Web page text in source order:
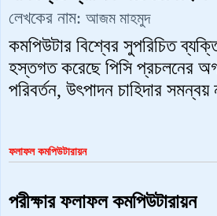
লেখকের নাম: আজম মাহমুদ
কমপিউটার বিশ্বের সুপরিচিত
হস্তগত করেছে পিসি প্রচলনের
পরিবর্তন, উৎপাদন চাহিদার
ফলাফল কমপিউটারায়ন
পরীক্ষার ফলাফল কমপিউটারায়ন